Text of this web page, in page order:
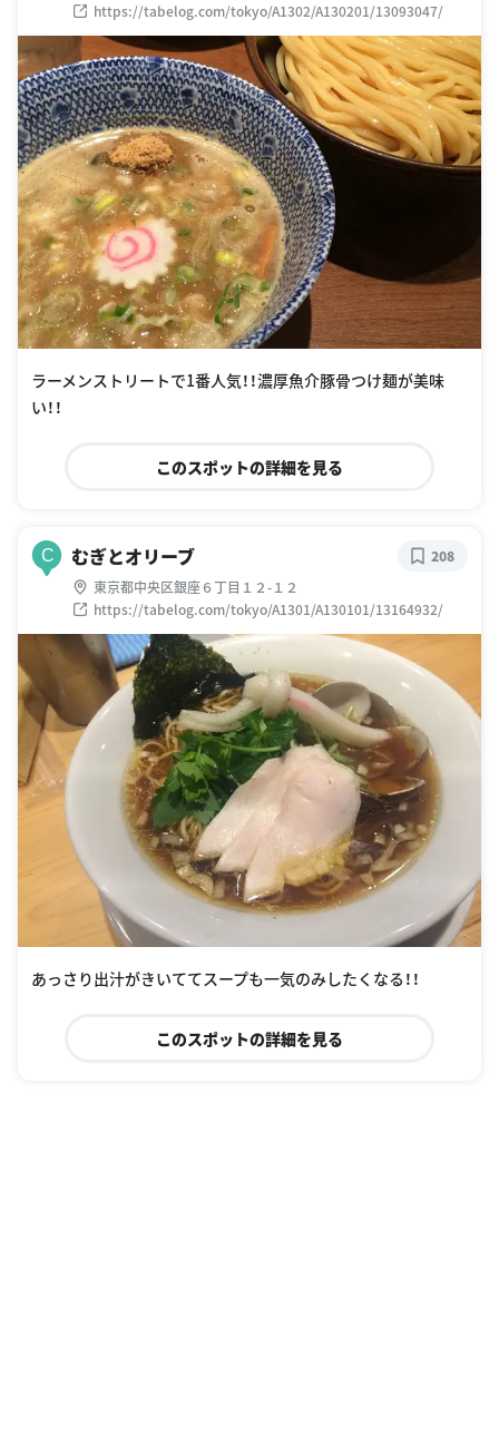
メンストリート 内
https://tabelog.com/tokyo/A1302/A130201/13093047/
ラーメンストリートで1番人気！！濃厚魚介豚骨つけ麺が美味
い！！
このスポットの詳細を見る
C むぎとオリーブ
東京都中央区銀座６丁目１２-１２
https://tabelog.com/tokyo/A1301/A130101/13164932/
208
あっさり出汁がきいててスープも一気のみしたくなる！！
このスポットの詳細を見る